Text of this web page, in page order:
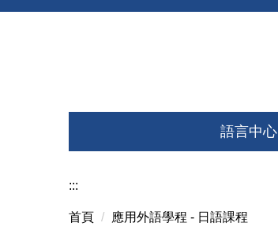
語言中心
:::
首頁 應用外語學程 - 日語課程